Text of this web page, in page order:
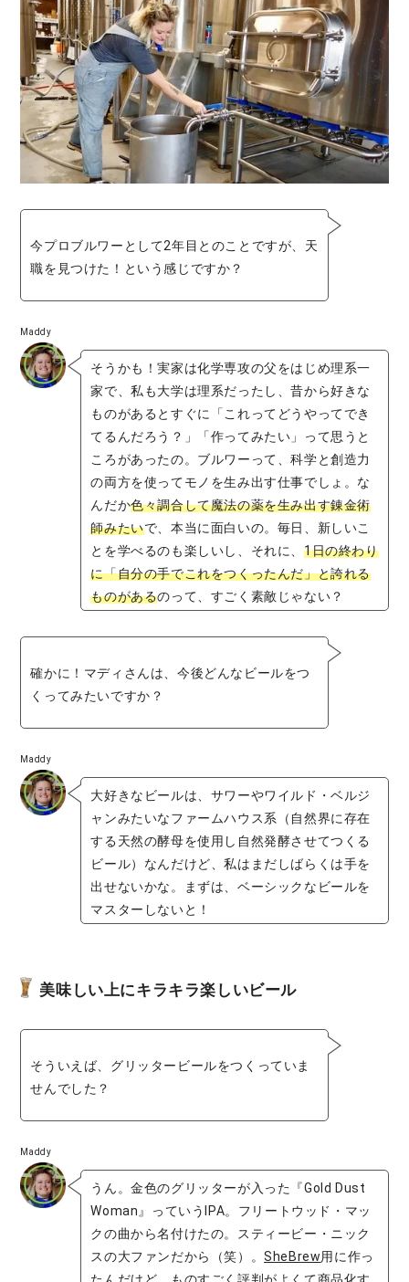
今プロブルワーとして2年目とのことですが、天
職を見つけた！という感じですか？
Maddy
そうかも！実家は化学専攻の父をはじめ理系一
家で、私も大学は理系だったし、昔から好きな
ものがあるとすぐに「これってどうやってでき
てるんだろう？」「作ってみたい」って思うと
ころがあったの。ブルワーって、科学と創造力
の両方を使ってモノを生み出す仕事でしょ。な
んだか色々調合して魔法の薬を生み出す錬金術
師みたいで、本当に面白いの。毎日、新しいこ
とを学べるのも楽しいし、それに、 1日の終わり
に「自分の手でこれをつくったんだ」と誇れる
ものがあるのって、すごく素敵じゃない？
確かに！マディさんは、今後どんなビールをつ
くってみたいですか？
Maddy
大好きなビールは、サワーやワイルド・ベルジ
ャンみたいなファームハウス系（自然界に存在
する天然の酵母を使用し自然発酵させてつくる
ビール）なんだけど、私はまだしばらくは手を
出せないかな。まずは、ベーシックなビールを
マスターしないと！
美味しい上にキラキラ楽しいビール
そういえば、グリッタービールをつくっていま
せんでした？
Maddy
うん。金色のグリッターが入った『Gold Dust
Woman』っていうIPA。フリートウッド・マッ
クの曲から名付けたの。スティービー・ニック
スの大ファンだから（笑）。SheBrew用に作っ